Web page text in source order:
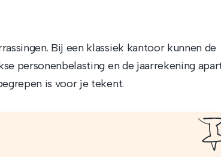
Bij een klassiek kantoor kunnen de
personenbelasting en de jaarrekening
is voor je tekent.